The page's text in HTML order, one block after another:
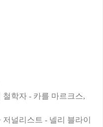
철학자 - 카를 마르크스,
널리스트 - 넬리 블라이